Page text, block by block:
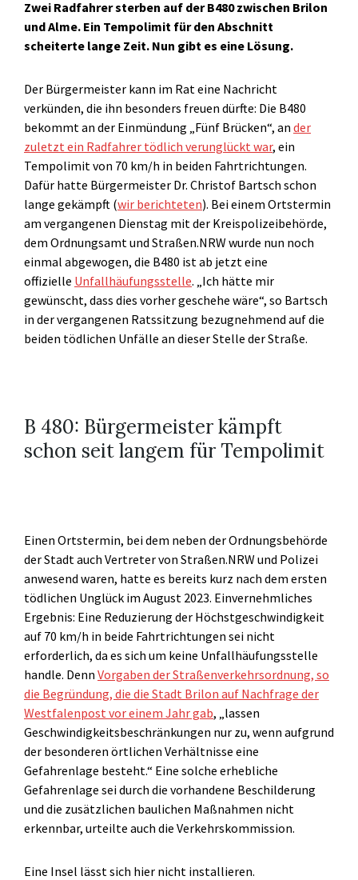
Zwei Radfahrer sterben auf der B480 zwischen Brilon
und Alme. Ein Tempolimit für den Abschnitt
scheiterte lange Zeit. Nun gibt es eine Lösung.
Der Bürgermeister kann im Rat eine Nachricht
verkünden, die ihn besonders freuen dürfte: Die B480
bekommt an der Einmündung „Fünf Brücken“, an der
zuletzt ein Radfahrer tödlich verunglückt war, ein
Tempolimit von 70 km/h in beiden Fahrtrichtungen.
Dafür hatte Bürgermeister Dr. Christof Bartsch schon
lange gekämpft (wir berichteten). Bei einem Ortstermin
am vergangenen Dienstag mit der Kreispolizeibehörde,
dem Ordnungsamt und Straßen.NRW wurde nun noch
einmal abgewogen, die B480 ist ab jetzt eine
offizielle Unfallhäufungsstelle. „Ich hätte mir
gewünscht, dass dies vorher geschehe wäre“, so Bartsch
in der vergangenen Ratssitzung bezugnehmend auf die
beiden tödlichen Unfälle an dieser Stelle der Straße.
B 480: Bürgermeister kämpft
schon seit langem für Tempolimit
Einen Ortstermin, bei dem neben der Ordnungsbehörde
der Stadt auch Vertreter von Straßen.NRW und Polizei
anwesend waren, hatte es bereits kurz nach dem ersten
tödlichen Unglück im August 2023. Einvernehmliches
Ergebnis: Eine Reduzierung der Höchstgeschwindigkeit
auf 70 km/h in beide Fahrtrichtungen sei nicht
erforderlich, da es sich um keine Unfallhäufungsstelle
handle. Denn Vorgaben der Straßenverkehrsordnung, so
die Begründung, die die Stadt Brilon auf Nachfrage der
Westfalenpost vor einem Jahr gab, „lassen
Geschwindigkeitsbeschränkungen nur zu, wenn aufgrund
der besonderen örtlichen Verhältnisse eine
Gefahrenlage besteht.“ Eine solche erhebliche
Gefahrenlage sei durch die vorhandene Beschilderung
und die zusätzlichen baulichen Maßnahmen nicht
erkennbar, urteilte auch die Verkehrskommission.
Eine Insel lässt sich hier nicht installieren.